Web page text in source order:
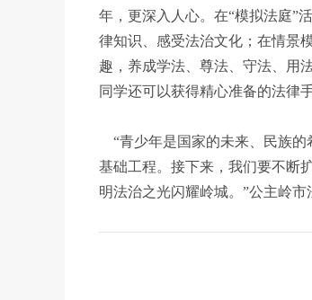
年，更深入人心。在“模拟法庭”
律知识、感受法治文化；在情景
趣，养成学法、尊法、守法、用
同学还可以获得精心准备的法律手
“青少年是国家的未来、民族的
基础工程。接下来，我们要不断
明法治之光闪耀岭城。”公主岭市